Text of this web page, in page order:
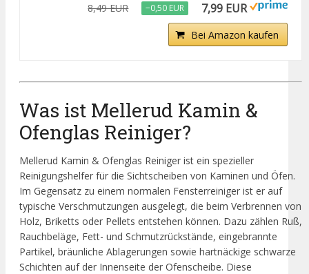
8,49 EUR −0,50 EUR 7,99 EUR
Bei Amazon kaufen
Was ist Mellerud Kamin &
Ofenglas Reiniger?
Mellerud Kamin & Ofenglas Reiniger ist ein spezieller
Reinigungshelfer für die Sichtscheiben von Kaminen und Öfen.
Im Gegensatz zu einem normalen Fensterreiniger ist er auf
typische Verschmutzungen ausgelegt, die beim Verbrennen von
Holz, Briketts oder Pellets entstehen können. Dazu zählen Ruß,
Rauchbeläge, Fett- und Schmutzrückstände, eingebrannte
Partikel, bräunliche Ablagerungen sowie hartnäckige schwarze
Schichten auf der Innenseite der Ofenscheibe. Diese